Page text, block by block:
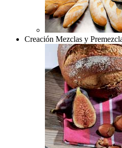
Creación Mezclas y